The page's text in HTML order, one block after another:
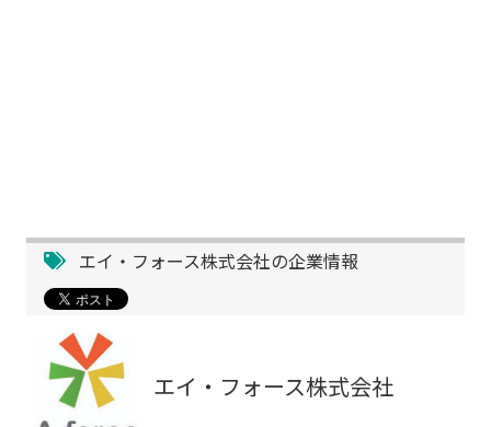
エイ・フォース株式会社の企業情報
エイ・フォース株式会社